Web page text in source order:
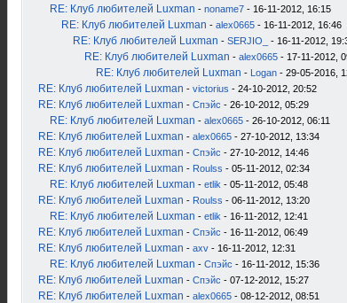
RE: Клуб любителей Luxman - noname7 - 16-11-2012, 16:15
RE: Клуб любителей Luxman - alex0665 - 16-11-2012, 16:46
RE: Клуб любителей Luxman - SERJIO_ - 16-11-2012,
RE: Клуб любителей Luxman - alex0665 - 17-11-2012,
RE: Клуб любителей Luxman - Logan - 29-05-2016,
RE: Клуб любителей Luxman - victorius - 24-10-2012, 20:52
RE: Клуб любителей Luxman - Спэйс - 26-10-2012, 05:29
RE: Клуб любителей Luxman - alex0665 - 26-10-2012, 06:11
RE: Клуб любителей Luxman - alex0665 - 27-10-2012, 13:34
RE: Клуб любителей Luxman - Спэйс - 27-10-2012, 14:46
RE: Клуб любителей Luxman - Roulss - 05-11-2012, 02:34
RE: Клуб любителей Luxman - etlik - 05-11-2012, 05:48
RE: Клуб любителей Luxman - Roulss - 06-11-2012, 13:20
RE: Клуб любителей Luxman - etlik - 16-11-2012, 12:41
RE: Клуб любителей Luxman - Спэйс - 16-11-2012, 06:49
RE: Клуб любителей Luxman - axv - 16-11-2012, 12:31
RE: Клуб любителей Luxman - Спэйс - 16-11-2012, 15:36
RE: Клуб любителей Luxman - Спэйс - 07-12-2012, 15:27
RE: Клуб любителей Luxman - alex0665 - 08-12-2012, 08:51